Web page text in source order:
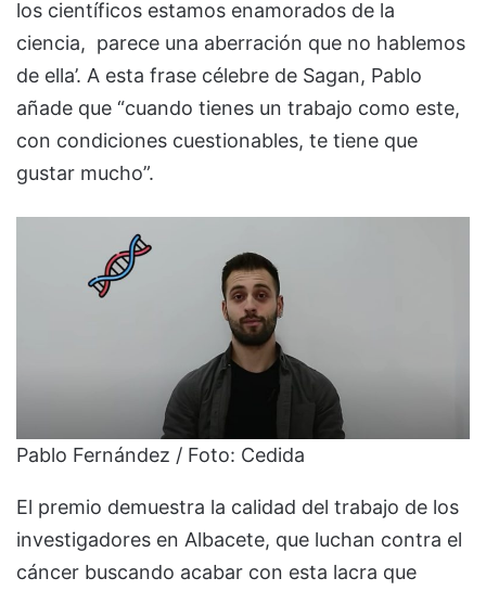
los científicos estamos enamorados de la
ciencia, parece una aberración que no hablemos
de ella’. A esta frase célebre de Sagan, Pablo
añade que “cuando tienes un trabajo como este,
con condiciones cuestionables, te tiene que
gustar mucho”.
Pablo Fernández / Foto: Cedida
El premio demuestra la calidad del trabajo de los
investigadores en Albacete, que luchan contra el
cáncer buscando acabar con esta lacra que